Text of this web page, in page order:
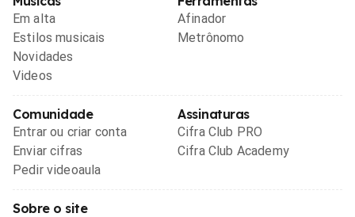
Em alta
Estilos musicais
Novidades
Videos
Afinador
Metrônomo
Comunidade
Entrar ou criar conta
Enviar cifras
Pedir videoaula
Assinaturas
Cifra Club PRO
Cifra Club Academy
Sobre o site